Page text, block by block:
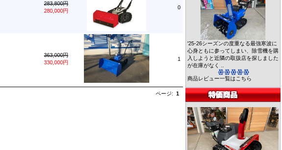
283,800円
280,000円
0
363,000円
330,000円
1
ページ: 1
'25-26シーズンの度重なる最強寒波に
心身ともに参ってしまい、除雪機を購
入しようと近隣の取扱店を探しました
が在庫がなく ..
商品レビュー一覧はこちら